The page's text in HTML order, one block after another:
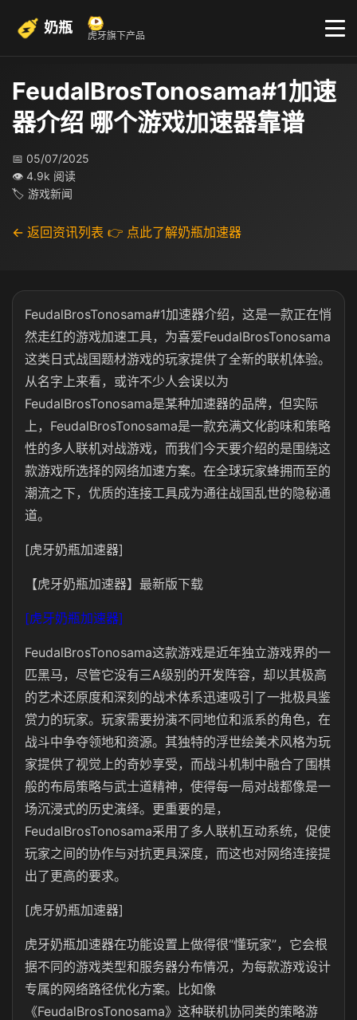
奶瓶 虎牙旗下产品
FeudalBrosTonosama#1加速
器介绍 哪个游戏加速器靠谱
📅 05/07/2025
👁 4.9k 阅读
🏷 游戏新闻
← 返回资讯列表 👉 点此了解奶瓶加速器
FeudalBrosTonosama#1加速器介绍，这是一款正在悄
然走红的游戏加速工具，为喜爱FeudalBrosTonosama
这类日式战国题材游戏的玩家提供了全新的联机体验。
从名字上来看，或许不少人会误以为
FeudalBrosTonosama是某种加速器的品牌，但实际
上，FeudalBrosTonosama是一款充满文化韵味和策略
性的多人联机对战游戏，而我们今天要介绍的是围绕这
款游戏所选择的网络加速方案。在全球玩家蜂拥而至的
潮流之下，优质的连接工具成为通往战国乱世的隐秘通
道。
[虎牙奶瓶加速器]
【虎牙奶瓶加速器】最新版下载
[虎牙奶瓶加速器]
FeudalBrosTonosama这款游戏是近年独立游戏界的一
匹黑马，尽管它没有三A级别的开发阵容，却以其极高
的艺术还原度和深刻的战术体系迅速吸引了一批极具鉴
赏力的玩家。玩家需要扮演不同地位和派系的角色，在
战斗中争夺领地和资源。其独特的浮世绘美术风格为玩
家提供了视觉上的奇妙享受，而战斗机制中融合了围棋
般的布局策略与武士道精神，使得每一局对战都像是一
场沉浸式的历史演绎。更重要的是，
FeudalBrosTonosama采用了多人联机互动系统，促使
玩家之间的协作与对抗更具深度，而这也对网络连接提
出了更高的要求。
[虎牙奶瓶加速器]
虎牙奶瓶加速器在功能设置上做得很“懂玩家”，它会根
据不同的游戏类型和服务器分布情况，为每款游戏设计
专属的网络路径优化方案。比如像
《FeudalBrosTonosama》这种联机协同类的策略游